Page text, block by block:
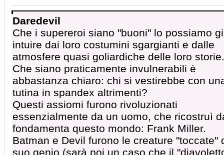
Daredevil
Che i supereroi siano "buoni" lo possiamo
intuire dai loro costumini sgargianti e dalle
atmosfere quasi goliardiche delle loro storie.
Che siano praticamente invulnerabili è
abbastanza chiaro: chi si vestirebbe con
tutina in spandex altrimenti?
Questi assiomi furono rivoluzionati
essenzialmente da un uomo, che ricostruì
fondamenta questo mondo: Frank Miller.
Batman e Devil furono le creature "toccate"
suo genio (sarà poi un caso che il